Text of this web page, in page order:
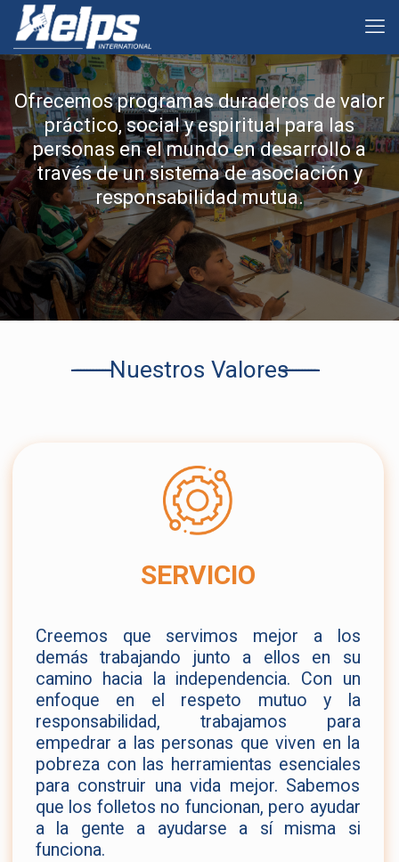
Ofrecemos programas duraderos de valor
práctico, social y espiritual para las
personas en el mundo en desarrollo a
través de un sistema de asociación y
responsabilidad mutua.
Nuestros Valores
SERVICIO
Creemos que servimos mejor a los
demás trabajando junto a ellos en su
camino hacia la independencia. Con un
enfoque en el respeto mutuo y la
responsabilidad, trabajamos para
empedrar a las personas que viven en la
pobreza con las herramientas esenciales
para construir una vida mejor. Sabemos
que los folletos no funcionan, pero ayudar
a la gente a ayudarse a sí misma si
funciona.